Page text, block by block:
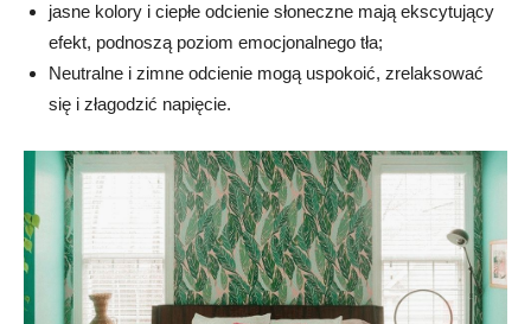
jasne kolory i ciepłe odcienie słoneczne mają ekscytujący
efekt, podnoszą poziom emocjonalnego tła;
Neutralne i zimne odcienie mogą uspokoić, zrelaksować
się i złagodzić napięcie.